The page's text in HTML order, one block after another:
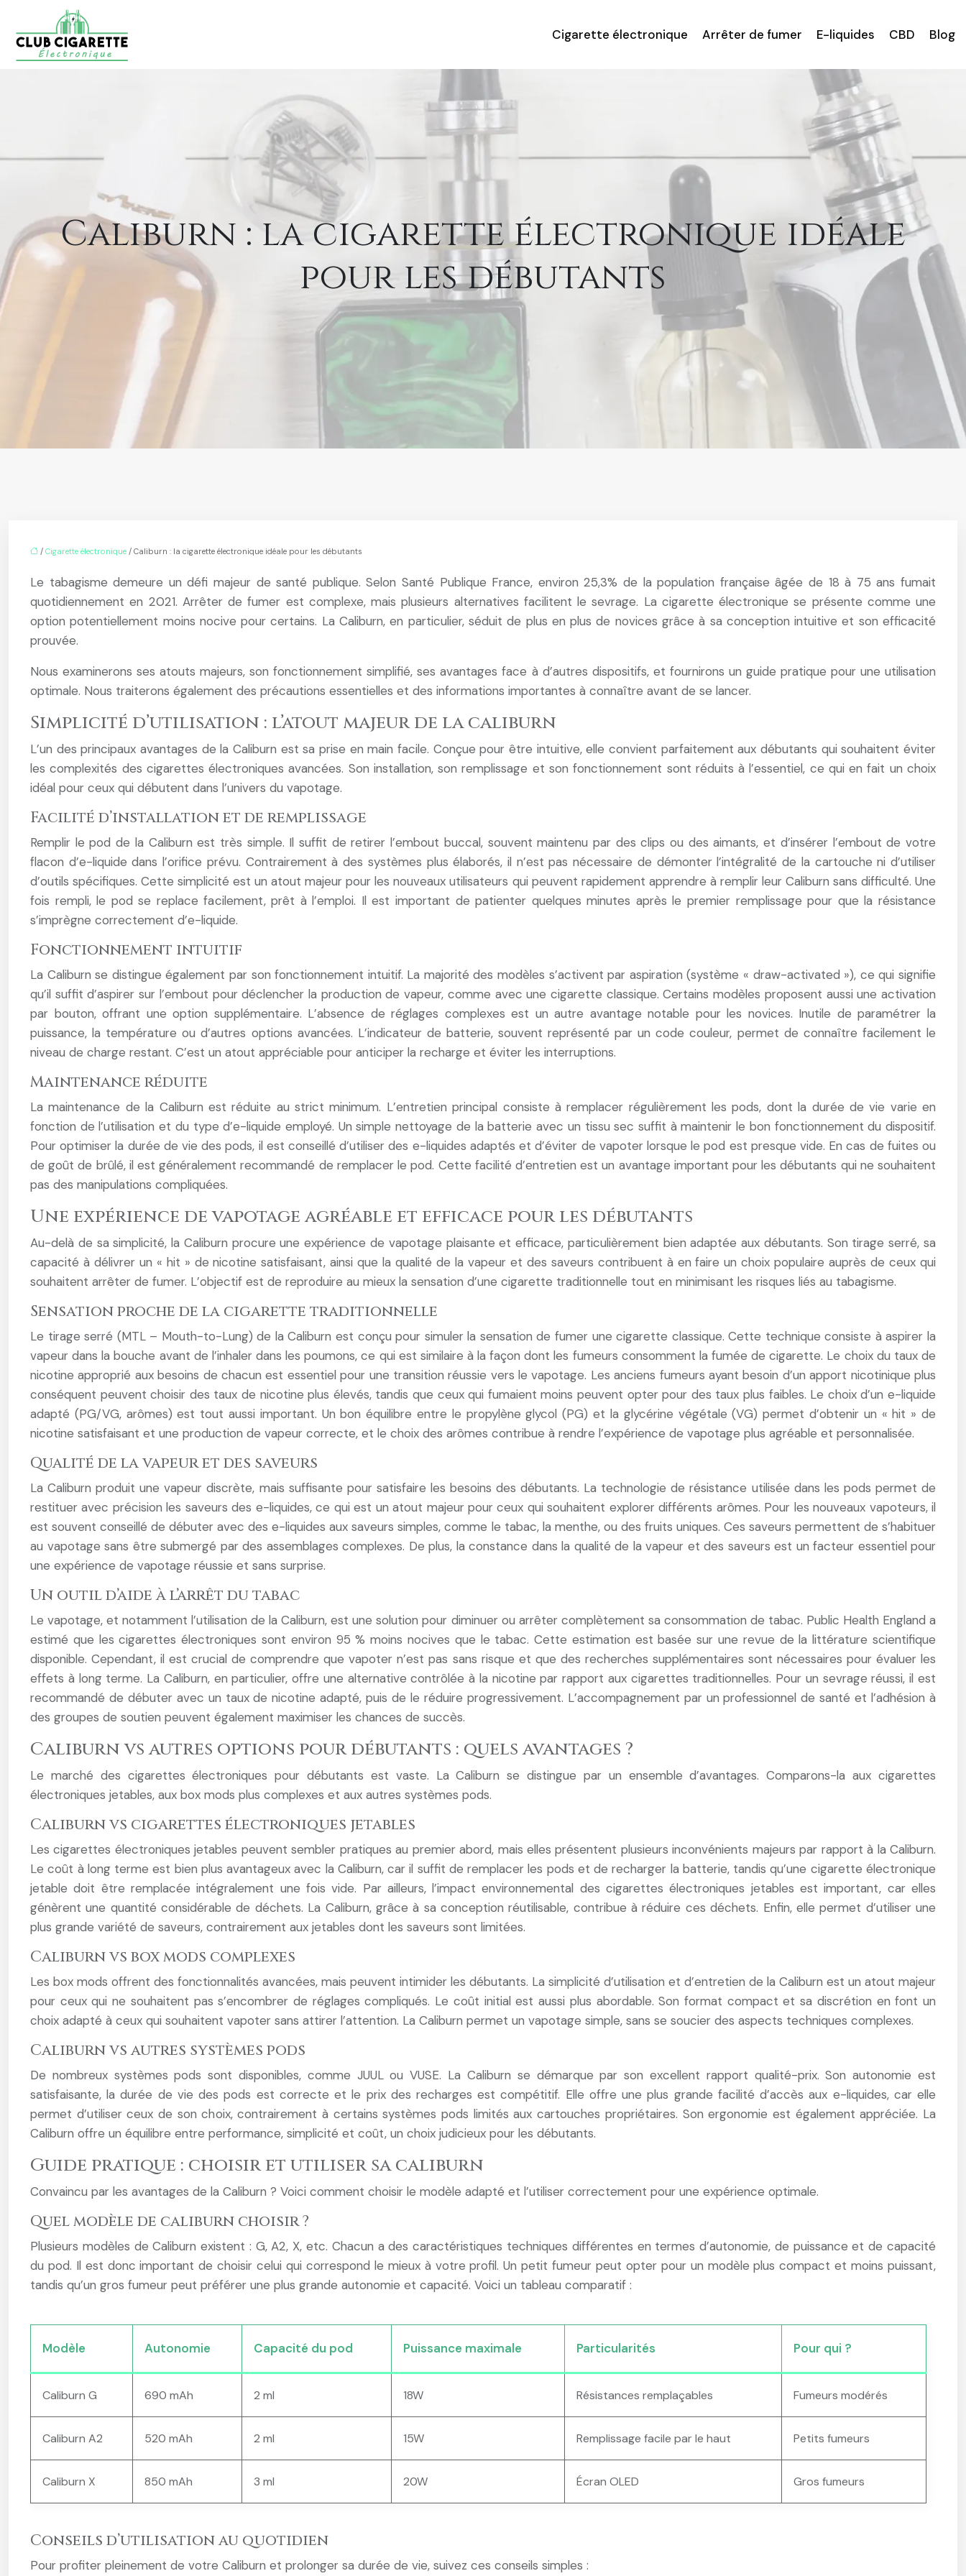
Cigarette électronique Arrêter de fumer E-liquides CBD Blog
Caliburn : la cigarette électronique idéale
pour les débutants
/ Cigarette électronique / Caliburn : la cigarette électronique idéale pour les débutants
Le tabagisme demeure un défi majeur de santé publique. Selon Santé Publique France, environ 25,3% de la population française âgée de 18 à 75 ans fumait
quotidiennement en 2021. Arrêter de fumer est complexe, mais plusieurs alternatives facilitent le sevrage. La cigarette électronique se présente comme une
option potentiellement moins nocive pour certains. La Caliburn, en particulier, séduit de plus en plus de novices grâce à sa conception intuitive et son efficacité
prouvée.
Nous examinerons ses atouts majeurs, son fonctionnement simplifié, ses avantages face à d’autres dispositifs, et fournirons un guide pratique pour une utilisation
optimale. Nous traiterons également des précautions essentielles et des informations importantes à connaître avant de se lancer.
Simplicité d’utilisation : l’atout majeur de la caliburn
L’un des principaux avantages de la Caliburn est sa prise en main facile. Conçue pour être intuitive, elle convient parfaitement aux débutants qui souhaitent éviter
les complexités des cigarettes électroniques avancées. Son installation, son remplissage et son fonctionnement sont réduits à l’essentiel, ce qui en fait un choix
idéal pour ceux qui débutent dans l’univers du vapotage.
Facilité d’installation et de remplissage
Remplir le pod de la Caliburn est très simple. Il suffit de retirer l’embout buccal, souvent maintenu par des clips ou des aimants, et d’insérer l’embout de votre
flacon d’e-liquide dans l’orifice prévu. Contrairement à des systèmes plus élaborés, il n’est pas nécessaire de démonter l’intégralité de la cartouche ni d’utiliser
d’outils spécifiques. Cette simplicité est un atout majeur pour les nouveaux utilisateurs qui peuvent rapidement apprendre à remplir leur Caliburn sans difficulté. Une
fois rempli, le pod se replace facilement, prêt à l’emploi. Il est important de patienter quelques minutes après le premier remplissage pour que la résistance
s’imprègne correctement d’e-liquide.
Fonctionnement intuitif
La Caliburn se distingue également par son fonctionnement intuitif. La majorité des modèles s’activent par aspiration (système « draw-activated »), ce qui signifie
qu’il suffit d’aspirer sur l’embout pour déclencher la production de vapeur, comme avec une cigarette classique. Certains modèles proposent aussi une activation
par bouton, offrant une option supplémentaire. L’absence de réglages complexes est un autre avantage notable pour les novices. Inutile de paramétrer la
puissance, la température ou d’autres options avancées. L’indicateur de batterie, souvent représenté par un code couleur, permet de connaître facilement le
niveau de charge restant. C’est un atout appréciable pour anticiper la recharge et éviter les interruptions.
Maintenance réduite
La maintenance de la Caliburn est réduite au strict minimum. L’entretien principal consiste à remplacer régulièrement les pods, dont la durée de vie varie en
fonction de l’utilisation et du type d’e-liquide employé. Un simple nettoyage de la batterie avec un tissu sec suffit à maintenir le bon fonctionnement du dispositif.
Pour optimiser la durée de vie des pods, il est conseillé d’utiliser des e-liquides adaptés et d’éviter de vapoter lorsque le pod est presque vide. En cas de fuites ou
de goût de brûlé, il est généralement recommandé de remplacer le pod. Cette facilité d’entretien est un avantage important pour les débutants qui ne souhaitent
pas des manipulations compliquées.
Une expérience de vapotage agréable et efficace pour les débutants
Au-delà de sa simplicité, la Caliburn procure une expérience de vapotage plaisante et efficace, particulièrement bien adaptée aux débutants. Son tirage serré, sa
capacité à délivrer un « hit » de nicotine satisfaisant, ainsi que la qualité de la vapeur et des saveurs contribuent à en faire un choix populaire auprès de ceux qui
souhaitent arrêter de fumer. L’objectif est de reproduire au mieux la sensation d’une cigarette traditionnelle tout en minimisant les risques liés au tabagisme.
Sensation proche de la cigarette traditionnelle
Le tirage serré (MTL – Mouth-to-Lung) de la Caliburn est conçu pour simuler la sensation de fumer une cigarette classique. Cette technique consiste à aspirer la
vapeur dans la bouche avant de l’inhaler dans les poumons, ce qui est similaire à la façon dont les fumeurs consomment la fumée de cigarette. Le choix du taux de
nicotine approprié aux besoins de chacun est essentiel pour une transition réussie vers le vapotage. Les anciens fumeurs ayant besoin d’un apport nicotinique plus
conséquent peuvent choisir des taux de nicotine plus élevés, tandis que ceux qui fumaient moins peuvent opter pour des taux plus faibles. Le choix d’un e-liquide
adapté (PG/VG, arômes) est tout aussi important. Un bon équilibre entre le propylène glycol (PG) et la glycérine végétale (VG) permet d’obtenir un « hit » de
nicotine satisfaisant et une production de vapeur correcte, et le choix des arômes contribue à rendre l’expérience de vapotage plus agréable et personnalisée.
Qualité de la vapeur et des saveurs
La Caliburn produit une vapeur discrète, mais suffisante pour satisfaire les besoins des débutants. La technologie de résistance utilisée dans les pods permet de
restituer avec précision les saveurs des e-liquides, ce qui est un atout majeur pour ceux qui souhaitent explorer différents arômes. Pour les nouveaux vapoteurs, il
est souvent conseillé de débuter avec des e-liquides aux saveurs simples, comme le tabac, la menthe, ou des fruits uniques. Ces saveurs permettent de s’habituer
au vapotage sans être submergé par des assemblages complexes. De plus, la constance dans la qualité de la vapeur et des saveurs est un facteur essentiel pour
une expérience de vapotage réussie et sans surprise.
Un outil d’aide à l’arrêt du tabac
Le vapotage, et notamment l’utilisation de la Caliburn, est une solution pour diminuer ou arrêter complètement sa consommation de tabac. Public Health England a
estimé que les cigarettes électroniques sont environ 95 % moins nocives que le tabac. Cette estimation est basée sur une revue de la littérature scientifique
disponible. Cependant, il est crucial de comprendre que vapoter n’est pas sans risque et que des recherches supplémentaires sont nécessaires pour évaluer les
effets à long terme. La Caliburn, en particulier, offre une alternative contrôlée à la nicotine par rapport aux cigarettes traditionnelles. Pour un sevrage réussi, il est
recommandé de débuter avec un taux de nicotine adapté, puis de le réduire progressivement. L’accompagnement par un professionnel de santé et l’adhésion à
des groupes de soutien peuvent également maximiser les chances de succès.
Caliburn vs autres options pour débutants : quels avantages ?
Le marché des cigarettes électroniques pour débutants est vaste. La Caliburn se distingue par un ensemble d’avantages. Comparons-la aux cigarettes
électroniques jetables, aux box mods plus complexes et aux autres systèmes pods.
Caliburn vs cigarettes électroniques jetables
Les cigarettes électroniques jetables peuvent sembler pratiques au premier abord, mais elles présentent plusieurs inconvénients majeurs par rapport à la Caliburn.
Le coût à long terme est bien plus avantageux avec la Caliburn, car il suffit de remplacer les pods et de recharger la batterie, tandis qu’une cigarette électronique
jetable doit être remplacée intégralement une fois vide. Par ailleurs, l’impact environnemental des cigarettes électroniques jetables est important, car elles
génèrent une quantité considérable de déchets. La Caliburn, grâce à sa conception réutilisable, contribue à réduire ces déchets. Enfin, elle permet d’utiliser une
plus grande variété de saveurs, contrairement aux jetables dont les saveurs sont limitées.
Caliburn vs box mods complexes
Les box mods offrent des fonctionnalités avancées, mais peuvent intimider les débutants. La simplicité d’utilisation et d’entretien de la Caliburn est un atout majeur
pour ceux qui ne souhaitent pas s’encombrer de réglages compliqués. Le coût initial est aussi plus abordable. Son format compact et sa discrétion en font un
choix adapté à ceux qui souhaitent vapoter sans attirer l’attention. La Caliburn permet un vapotage simple, sans se soucier des aspects techniques complexes.
Caliburn vs autres systèmes pods
De nombreux systèmes pods sont disponibles, comme JUUL ou VUSE. La Caliburn se démarque par son excellent rapport qualité-prix. Son autonomie est
satisfaisante, la durée de vie des pods est correcte et le prix des recharges est compétitif. Elle offre une plus grande facilité d’accès aux e-liquides, car elle
permet d’utiliser ceux de son choix, contrairement à certains systèmes pods limités aux cartouches propriétaires. Son ergonomie est également appréciée. La
Caliburn offre un équilibre entre performance, simplicité et coût, un choix judicieux pour les débutants.
Guide pratique : choisir et utiliser sa caliburn
Convaincu par les avantages de la Caliburn ? Voici comment choisir le modèle adapté et l’utiliser correctement pour une expérience optimale.
Quel modèle de caliburn choisir ?
Plusieurs modèles de Caliburn existent : G, A2, X, etc. Chacun a des caractéristiques techniques différentes en termes d’autonomie, de puissance et de capacité
du pod. Il est donc important de choisir celui qui correspond le mieux à votre profil. Un petit fumeur peut opter pour un modèle plus compact et moins puissant,
tandis qu’un gros fumeur peut préférer une plus grande autonomie et capacité. Voici un tableau comparatif :
Modèle Autonomie Capacité du pod Puissance maximale Particularités Pour qui ?
Caliburn G 690 mAh 2 ml 18W Résistances remplaçables Fumeurs modérés
Caliburn A2 520 mAh 2 ml 15W Remplissage facile par le haut Petits fumeurs
Caliburn X 850 mAh 3 ml 20W Écran OLED Gros fumeurs
Conseils d’utilisation au quotidien
Pour profiter pleinement de votre Caliburn et prolonger sa durée de vie, suivez ces conseils simples :